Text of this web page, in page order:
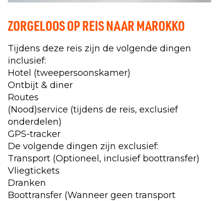
ZORGELOOS OP REIS NAAR MAROKKO
Tijdens deze reis zijn de volgende dingen
inclusief:
Hotel (tweepersoonskamer)
Ontbijt & diner
Routes
(Nood)service (tijdens de reis, exclusief
onderdelen)
GPS-tracker
De volgende dingen zijn exclusief:
Transport (Optioneel, inclusief boottransfer)
Vliegtickets
Dranken
Boottransfer (Wanneer geen transport